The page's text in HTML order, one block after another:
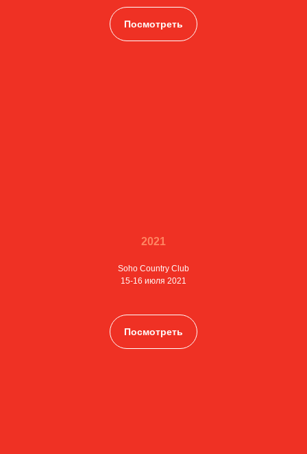
Посмотреть
2021
Soho Country Club
15-16 июля 2021
Посмотреть